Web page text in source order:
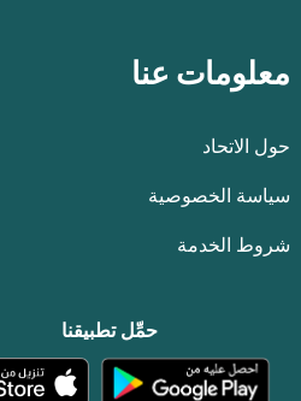
معلومات عنا
حول الاتحاد
سياسة الخصوصية
شروط الخدمة
حمِّل تطبيقنا